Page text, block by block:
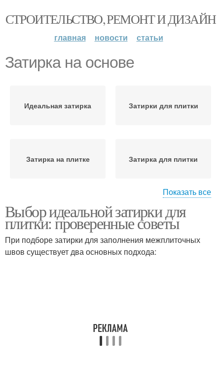
СТРОИТЕЛЬСТВО, РЕМОНТ И ДИЗАЙН
главная новости статьи
Затирка на основе
Идеальная затирка Затирки для плитки
Затирка на плитке Затирка для плитки
Затирка с поверхности Цементные затирки
Показать все
Выбор идеальной затирки для
плитки: проверенные советы
При подборе затирки для заполнения межплиточных
швов существует два основных подхода: